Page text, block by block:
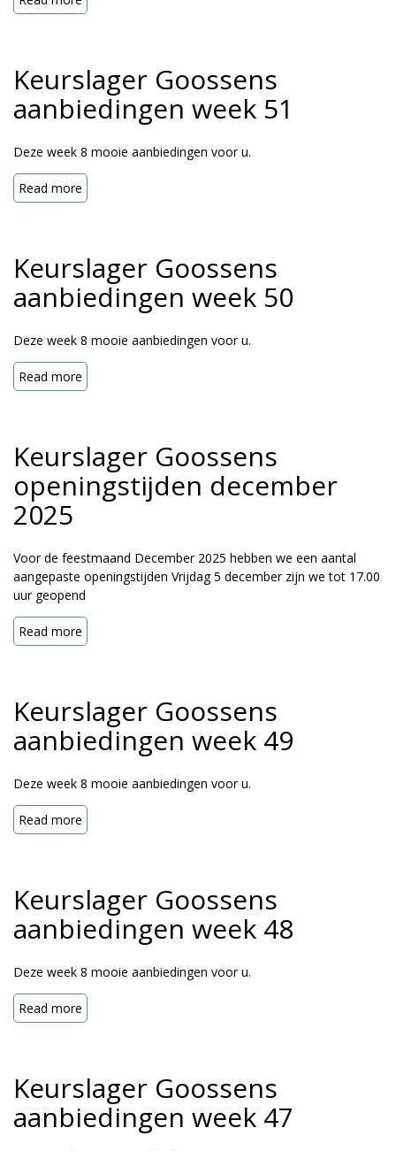
Keurslager Goossens
aanbiedingen week 51
Deze week 8 mooie aanbiedingen voor u.
Read more
Keurslager Goossens
aanbiedingen week 50
Deze week 8 mooie aanbiedingen voor u.
Read more
Keurslager Goossens
openingstijden december
2025
Voor de feestmaand December 2025 hebben we een aantal
aangepaste openingstijden Vrijdag 5 december zijn we tot 17.00
uur geopend
Read more
Keurslager Goossens
aanbiedingen week 49
Deze week 8 mooie aanbiedingen voor u.
Read more
Keurslager Goossens
aanbiedingen week 48
Deze week 8 mooie aanbiedingen voor u.
Read more
Keurslager Goossens
aanbiedingen week 47